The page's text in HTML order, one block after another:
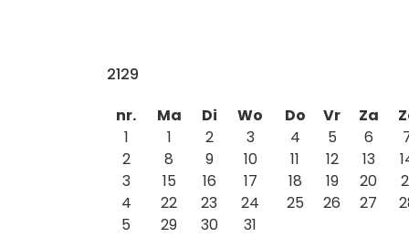
2129
nr.
Ma Di Wo Do Vr Za
1
1 2 3 4 5 6
2
8 9 10 11 12 13
3
15 16 17 18 19 20
4
22 23 24 25 26 27
5
29 30 31